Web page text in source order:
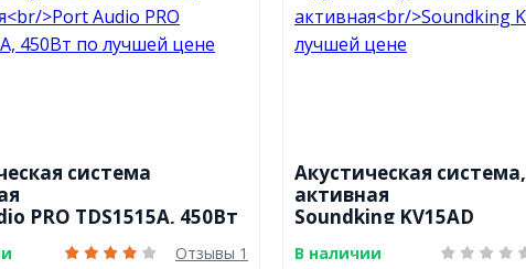
система
PRO TDS1515A, 450Вт
Отзывы 1
Акустическая система,
активная
Soundking KV15AD
В наличии